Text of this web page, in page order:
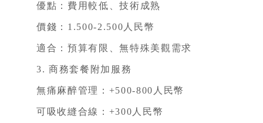
優點：費用較低、技術成熟
價錢：1.500-2.500人民幣
適合：預算有限、無特殊美觀需求
3. 商務套餐附加服務
無痛麻醉管理：+500-800人民幣
可吸收縫合線：+300人民幣